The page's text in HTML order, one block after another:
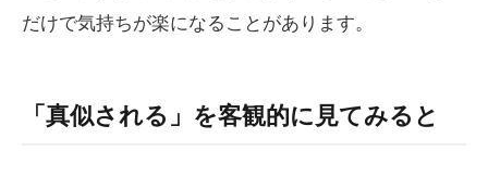
だけで気持ちが楽になることがあります。
「真似される」を客観的に見てみると